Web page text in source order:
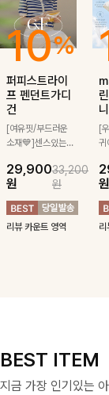
10%
퍼피스트라이
프 펜던트가디
건
[여유핏/부드러운
소재💙]센스있는
귀여운 퍼피 펜던
트로 포인트를 선
사하는 니트 가디
건을 소개할게요 :)
29,900
원
33,200
원
리뷰 카운트 영역
[
귀
카
일
어
소
원
리
BEST ITEM
지금 가장 인기있는